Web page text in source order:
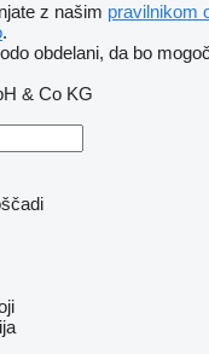
z našim pravilnikom
.
obdelani, da bo
& Co KG